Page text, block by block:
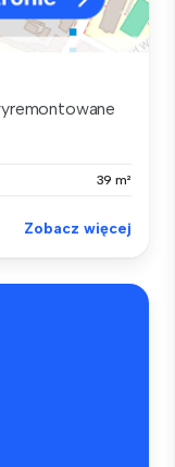
39 m²
Zobacz więcej